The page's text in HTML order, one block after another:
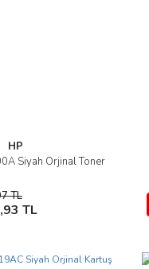
HP
Siyah Orjinal Toner
TL
TL
İncele
Ekle